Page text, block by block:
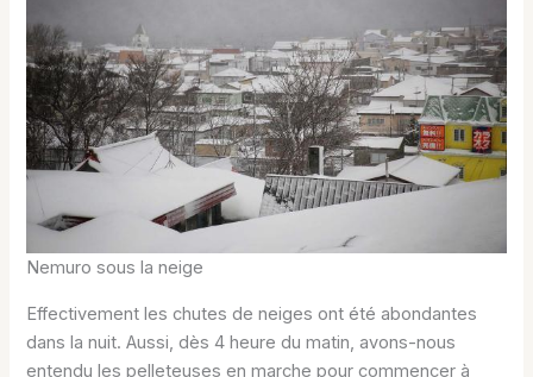
Nemuro sous la neige
Effectivement les chutes de neiges ont été abondantes
dans la nuit. Aussi, dès 4 heure du matin, avons-nous
entendu les pelleteuses en marche pour commencer à